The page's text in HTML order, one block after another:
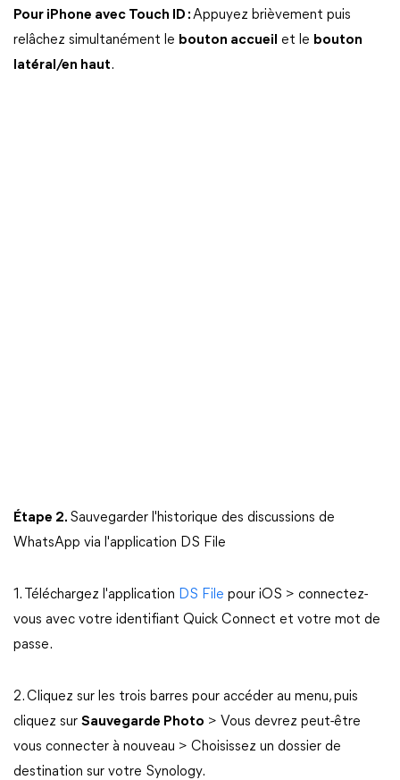
Pour iPhone avec Touch ID :Appuyez brièvement puis
relâchez simultanément le bouton accueil et le bouton
latéral/en haut.
Étape 2. Sauvegarder l'historique des discussions de
WhatsApp via l'application DS File
1. Téléchargez l'application DS File pour iOS > connectez-
vous avec votre identifiant Quick Connect et votre mot de
passe.
2. Cliquez sur les trois barres pour accéder au menu, puis
cliquez sur Sauvegarde Photo > Vous devrez peut-être
vous connecter à nouveau > Choisissez un dossier de
destination sur votre Synology.